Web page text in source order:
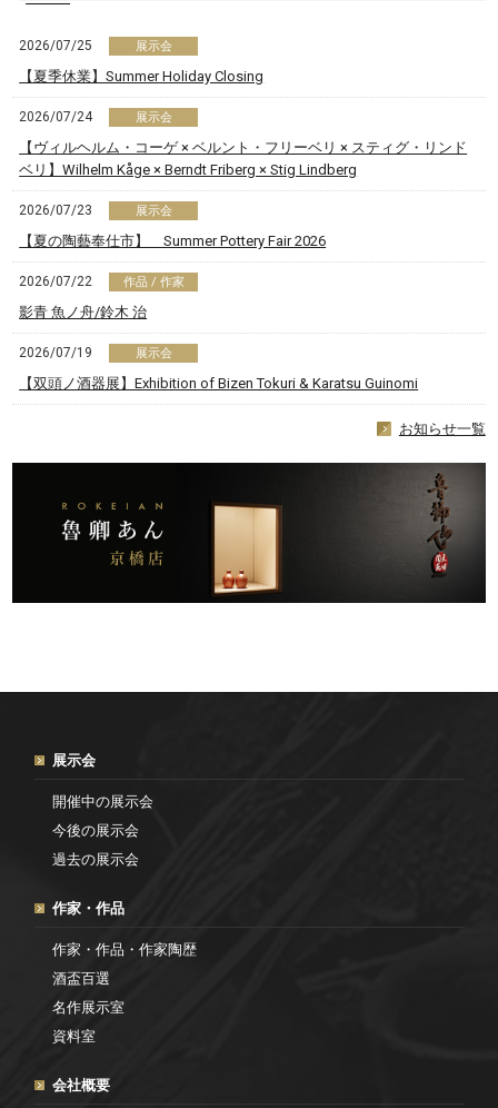
2026/07/25 展示会
【夏季休業】Summer Holiday Closing
2026/07/24 展示会
【ヴィルヘルム・コーゲ × ベルント・フリーベリ × スティグ・リンド
ベリ】Wilhelm Kåge × Berndt Friberg × Stig Lindberg
2026/07/23 展示会
【夏の陶藝奉仕市】 Summer Pottery Fair 2026
2026/07/22 作品 / 作家
影青 魚ノ舟/鈴木 治
2026/07/19 展示会
【双頭ノ酒器展】Exhibition of Bizen Tokuri & Karatsu Guinomi
お知らせ一覧
展示会
開催中の展示会
今後の展示会
過去の展示会
作家・作品
作家・作品・作家陶歴
酒盃百選
名作展示室
資料室
会社概要